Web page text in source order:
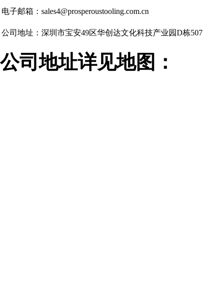
电子邮箱：sales4@prosperoustooling.com.cn
公司地址：深圳市宝安49区华创达文化科技产业园D栋507
公司地址详见地图：